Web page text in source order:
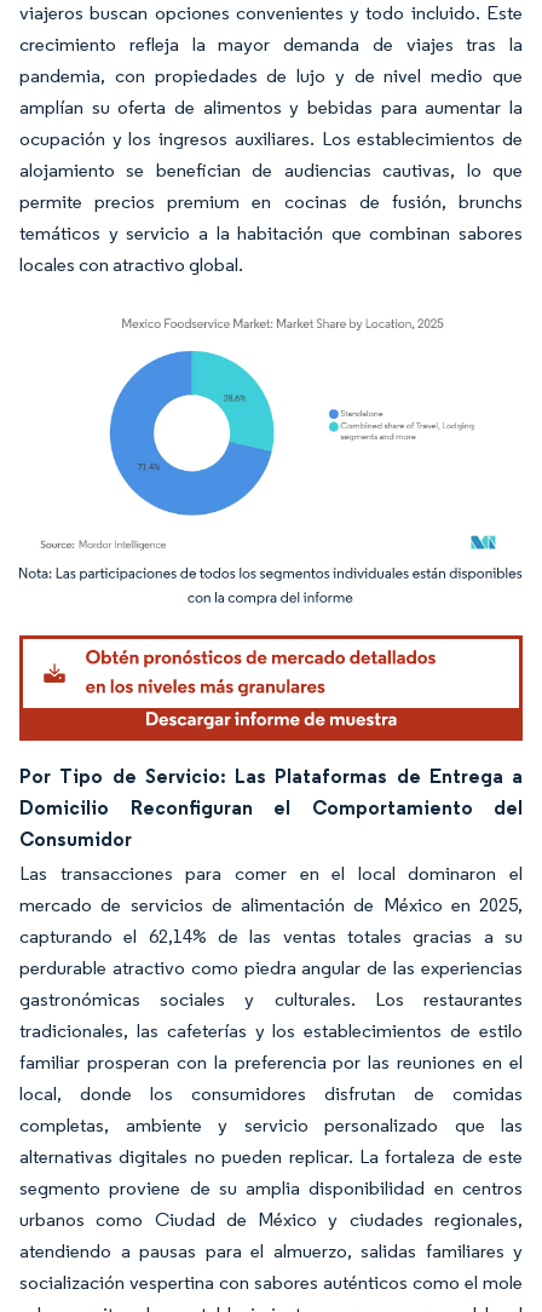
viajeros buscan opciones convenientes y todo incluido. Este
crecimiento refleja la mayor demanda de viajes tras la
pandemia, con propiedades de lujo y de nivel medio que
amplían su oferta de alimentos y bebidas para aumentar la
ocupación y los ingresos auxiliares. Los establecimientos de
alojamiento se benefician de audiencias cautivas, lo que
permite precios premium en cocinas de fusión, brunchs
temáticos y servicio a la habitación que combinan sabores
locales con atractivo global.
Imagen © Mordor Intelligence. El uso requiere atribución según CC BY 4.0.
Por Tipo de Servicio: Las Plataformas de Entrega a
Domicilio Reconfiguran el Comportamiento del
Consumidor
Las transacciones para comer en el local dominaron el
mercado de servicios de alimentación de México en 2025,
capturando el 62,14% de las ventas totales gracias a su
perdurable atractivo como piedra angular de las experiencias
gastronómicas sociales y culturales. Los restaurantes
tradicionales, las cafeterías y los establecimientos de estilo
familiar prosperan con la preferencia por las reuniones en el
local, donde los consumidores disfrutan de comidas
completas, ambiente y servicio personalizado que las
alternativas digitales no pueden replicar. La fortaleza de este
segmento proviene de su amplia disponibilidad en centros
urbanos como Ciudad de México y ciudades regionales,
atendiendo a pausas para el almuerzo, salidas familiares y
socialización vespertina con sabores auténticos como el mole